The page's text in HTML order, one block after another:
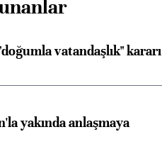
vatandaşlık" kararı
yakında anlaşmaya